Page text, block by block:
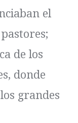
el
de los
donde
grandes